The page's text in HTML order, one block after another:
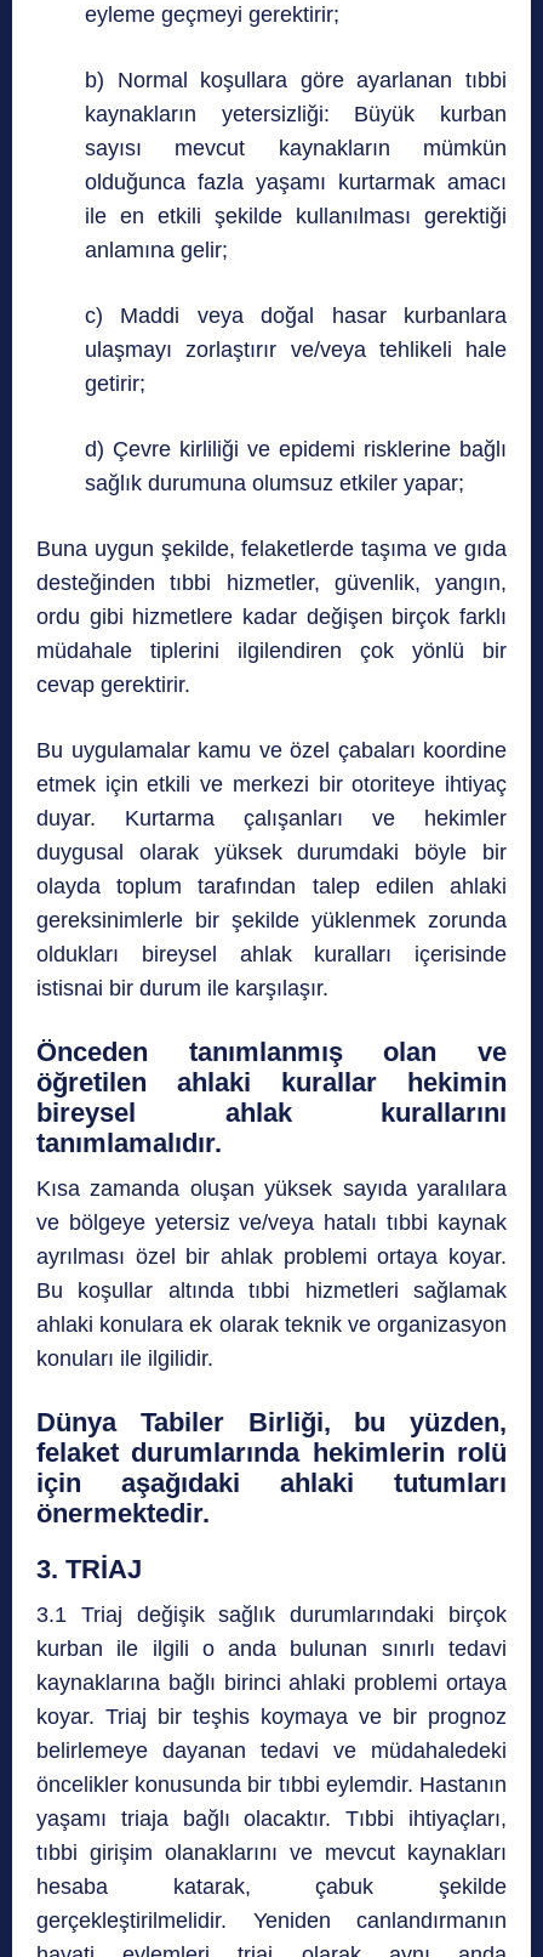
eyleme geçmeyi gerektirir;
b) Normal koşullara göre ayarlanan tıbbi
kaynakların yetersizliği: Büyük kurban
sayısı mevcut kaynakların mümkün
olduğunca fazla yaşamı kurtarmak amacı
ile en etkili şekilde kullanılması gerektiği
anlamına gelir;
c) Maddi veya doğal hasar kurbanlara
ulaşmayı zorlaştırır ve/veya tehlikeli hale
getirir;
d) Çevre kirliliği ve epidemi risklerine bağlı
sağlık durumuna olumsuz etkiler yapar;
Buna uygun şekilde, felaketlerde taşıma ve gıda
desteğinden tıbbi hizmetler, güvenlik, yangın,
ordu gibi hizmetlere kadar değişen birçok farklı
müdahale tiplerini ilgilendiren çok yönlü bir
cevap gerektirir.
Bu uygulamalar kamu ve özel çabaları koordine
etmek için etkili ve merkezi bir otoriteye ihtiyaç
duyar. Kurtarma çalışanları ve hekimler
duygusal olarak yüksek durumdaki böyle bir
olayda toplum tarafından talep edilen ahlaki
gereksinimlerle bir şekilde yüklenmek zorunda
oldukları bireysel ahlak kuralları içerisinde
istisnai bir durum ile karşılaşır.
Önceden tanımlanmış olan ve
öğretilen ahlaki kurallar hekimin
bireysel ahlak kurallarını
tanımlamalıdır.
Kısa zamanda oluşan yüksek sayıda yaralılara
ve bölgeye yetersiz ve/veya hatalı tıbbi kaynak
ayrılması özel bir ahlak problemi ortaya koyar.
Bu koşullar altında tıbbi hizmetleri sağlamak
ahlaki konulara ek olarak teknik ve organizasyon
konuları ile ilgilidir.
Dünya Tabiler Birliği, bu yüzden,
felaket durumlarında hekimlerin rolü
için aşağıdaki ahlaki tutumları
önermektedir.
3. TRİAJ
3.1 Triaj değişik sağlık durumlarındaki birçok
kurban ile ilgili o anda bulunan sınırlı tedavi
kaynaklarına bağlı birinci ahlaki problemi ortaya
koyar. Triaj bir teşhis koymaya ve bir prognoz
belirlemeye dayanan tedavi ve müdahaledeki
öncelikler konusunda bir tıbbi eylemdir. Hastanın
yaşamı triaja bağlı olacaktır. Tıbbi ihtiyaçları,
tıbbi girişim olanaklarını ve mevcut kaynakları
hesaba katarak, çabuk şekilde
gerçekleştirilmelidir. Yeniden canlandırmanın